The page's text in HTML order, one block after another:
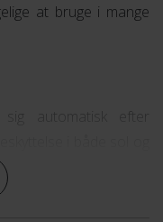
at bruge i mange
automatisk efter
dage, hvor vejret
at skifte briller